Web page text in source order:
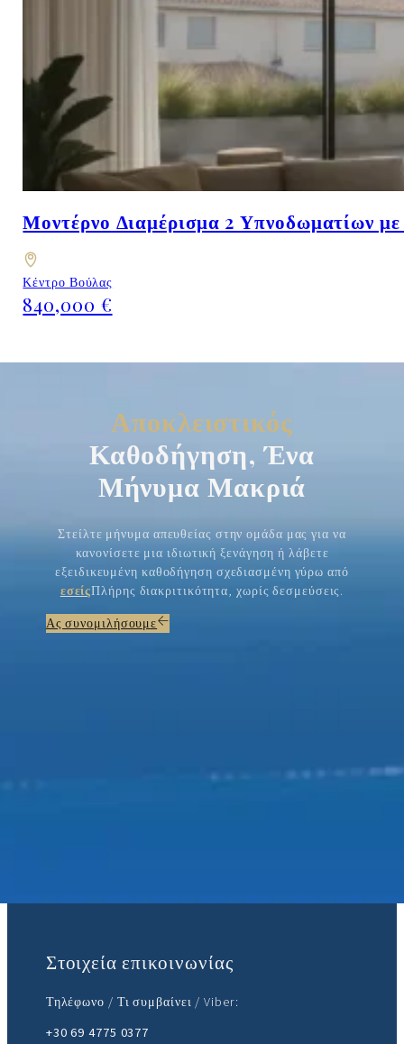
Μοντέρνο Διαμέρισμα 2 Υπνοδωματίων
Κέντρο Βούλας
840,000 €
Αποκλειστικός
Καθοδήγηση, Ένα
Μήνυμα Μακριά
Στείλτε μήνυμα απευθείας στην ομάδα μας για να
κανονίσετε μια ιδιωτική ξενάγηση ή λάβετε
εξειδικευμένη καθοδήγηση σχεδιασμένη γύρω από
εσείςΠλήρης διακριτικότητα, χωρίς δεσμεύσεις.
Ας συνομιλήσουμε
Στοιχεία επικοινωνίας
Τηλέφωνο / Τι συμβαίνει / Viber:
+30 69 4775 0377